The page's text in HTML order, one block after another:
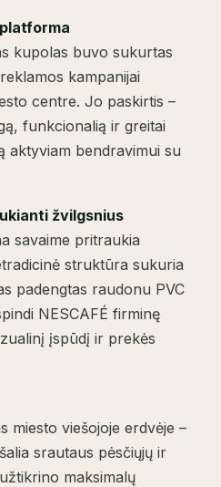
kupolas buvo sukurtas
kampanijai
centre. Jo paskirtis –
funkcionalią ir greitai
aktyviam bendravimui su
žvilgsnius
savaime pritraukia
struktūra sukuria
padengtas raudonu PVC
NESCAFÉ firminę
įspūdį ir prekės
miesto viešojoje erdvėje –
srautaus pėsčiųjų ir
maksimalų